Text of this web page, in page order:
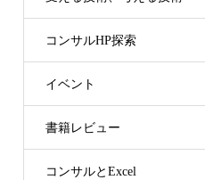
コンサルHP探索
イベント
書籍レビュー
コンサルとExcel